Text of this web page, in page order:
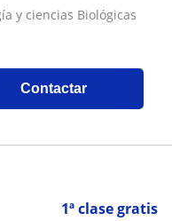
y ciencias Biológicas
Contactar
1ª clase gratis